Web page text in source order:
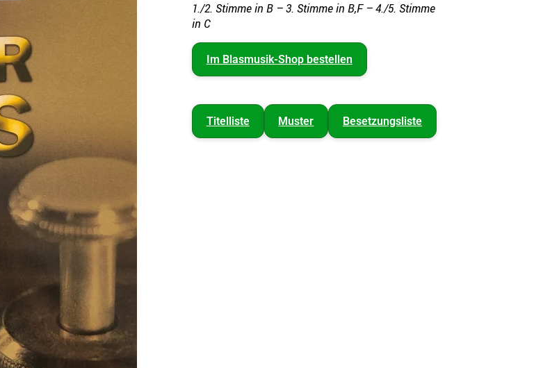
1./2. Stimme in B – 3. Stimme in B,F – 4./5. Stimme
in C
Im Blasmusik-Shop bestellen
Titelliste Muster Besetzungsliste